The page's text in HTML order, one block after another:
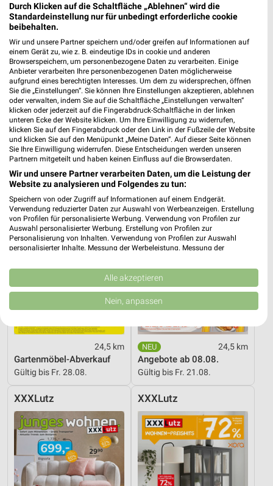
24,5 km
Musterring
Gültig bis Fr. 14.08.
24,5 km
Wohnideen so individuell wie du!
Gültig bis Fr. 14.08.
XXXLutz
24,5 km
Gartenmöbel-Abverkauf
Gültig bis Fr. 28.08.
24,5 km
Angebote ab 08.08.
Gültig bis Fr. 21.08.
XXXLutz XXXLutz
Durch Klicken auf die Schaltfläche „Ablehnen“ wird die
Standardeinstellung nur für unbedingt erforderliche cookie
beibehalten.
Wir und unsere Partner speichern und/oder greifen auf Informationen auf
einem Gerät zu, wie z. B. eindeutige IDs in cookie und anderen
Browserspeichern, um personenbezogene Daten zu verarbeiten. Einige
Anbieter verarbeiten Ihre personenbezogenen Daten möglicherweise
aufgrund eines berechtigten Interesses. Um dem zu widersprechen, öffnen
Sie die „Einstellungen“. Sie können Ihre Einstellungen akzeptieren, ablehnen
oder verwalten, indem Sie auf die Schaltfläche „Einstellungen verwalten“
klicken oder jederzeit auf die Fingerabdruck-Schaltfläche in der linken
unteren Ecke der Website klicken. Um Ihre Einwilligung zu widerrufen,
klicken Sie auf den Fingerabdruck oder den Link in der Fußzeile der Website
und klicken Sie auf den Menüpunkt „Meine Daten“. Auf dieser Seite können
Sie Ihre Einwilligung widerrufen. Diese Entscheidungen werden unseren
Partnern mitgeteilt und haben keinen Einfluss auf die Browserdaten.
Wir und unsere Partner verarbeiten Daten, um die Leistung der
Website zu analysieren und Folgendes zu tun:
Speichern von oder Zugriff auf Informationen auf einem Endgerät.
Verwendung reduzierter Daten zur Auswahl von Werbeanzeigen. Erstellung
von Profilen für personalisierte Werbung. Verwendung von Profilen zur
Auswahl personalisierter Werbung. Erstellung von Profilen zur
Personalisierung von Inhalten. Verwendung von Profilen zur Auswahl
personalisierter Inhalte. Messung der Werbeleistung. Messung der
Kombinationen von Daten aus verschiedenen Quellen. Entwicklung und
Verbesserung der Angebote. Verwendung reduzierter Daten zur Auswahl
von Inhalten.
Daten können außerhalb der Europäischen Union weitergegeben und in die
Website/App.
Partnerliste anzeigen (1 IAB-Anbieter)
Wir nutzen Ihre Daten für folgende Zwecke:
IAB-Verarbeitungszwecke:
Speichern von oder Zugriff auf Informationen
auf einem Endgerät
Verwendung reduzierter Daten zur Auswahl von
Werbeanzeigen
Erstellung von Profilen für personalisierte
Werbung
Alle akzeptieren
Nein, anpassen